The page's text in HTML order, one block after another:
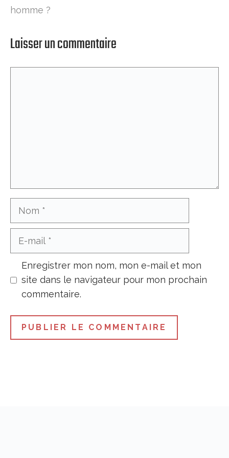
homme ?
Laisser un commentaire
Nom
Enregistrer mon nom, mon e-mail et mon
site dans le navigateur pour mon prochain
commentaire.